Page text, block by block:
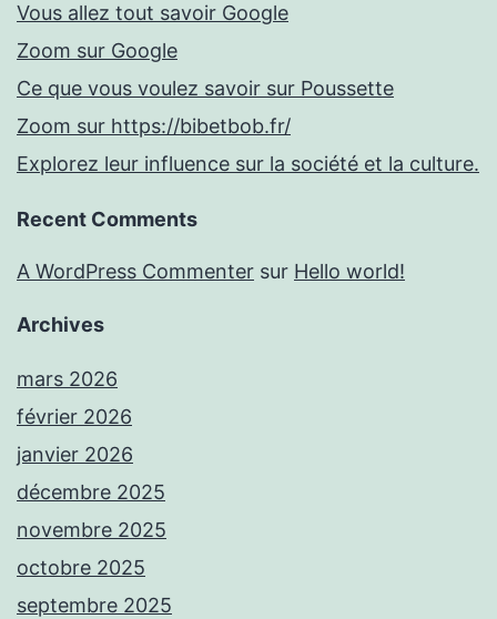
Vous allez tout savoir Google
Zoom sur Google
Ce que vous voulez savoir sur Poussette
Zoom sur https://bibetbob.fr/
Explorez leur influence sur la société et la culture.
Recent Comments
A WordPress Commenter sur Hello world!
Archives
mars 2026
février 2026
janvier 2026
décembre 2025
novembre 2025
octobre 2025
septembre 2025